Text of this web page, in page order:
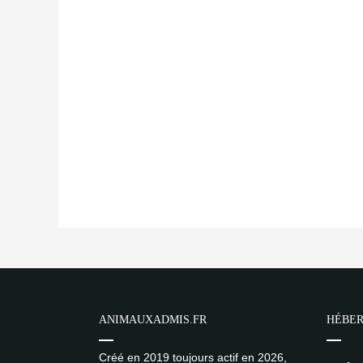
ANIMAUXADMIS.FR
Créé en 2019 toujours actif en 2026,